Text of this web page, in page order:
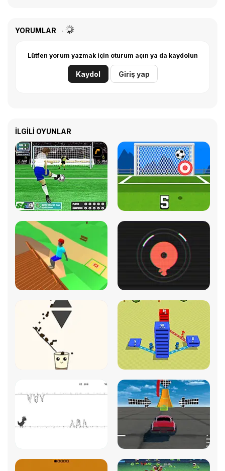
YORUMLAR
Lütfen yorum yazmak için oturum açın ya da kaydolun
Kaydol Giriş yap
İLGILI OYUNLAR